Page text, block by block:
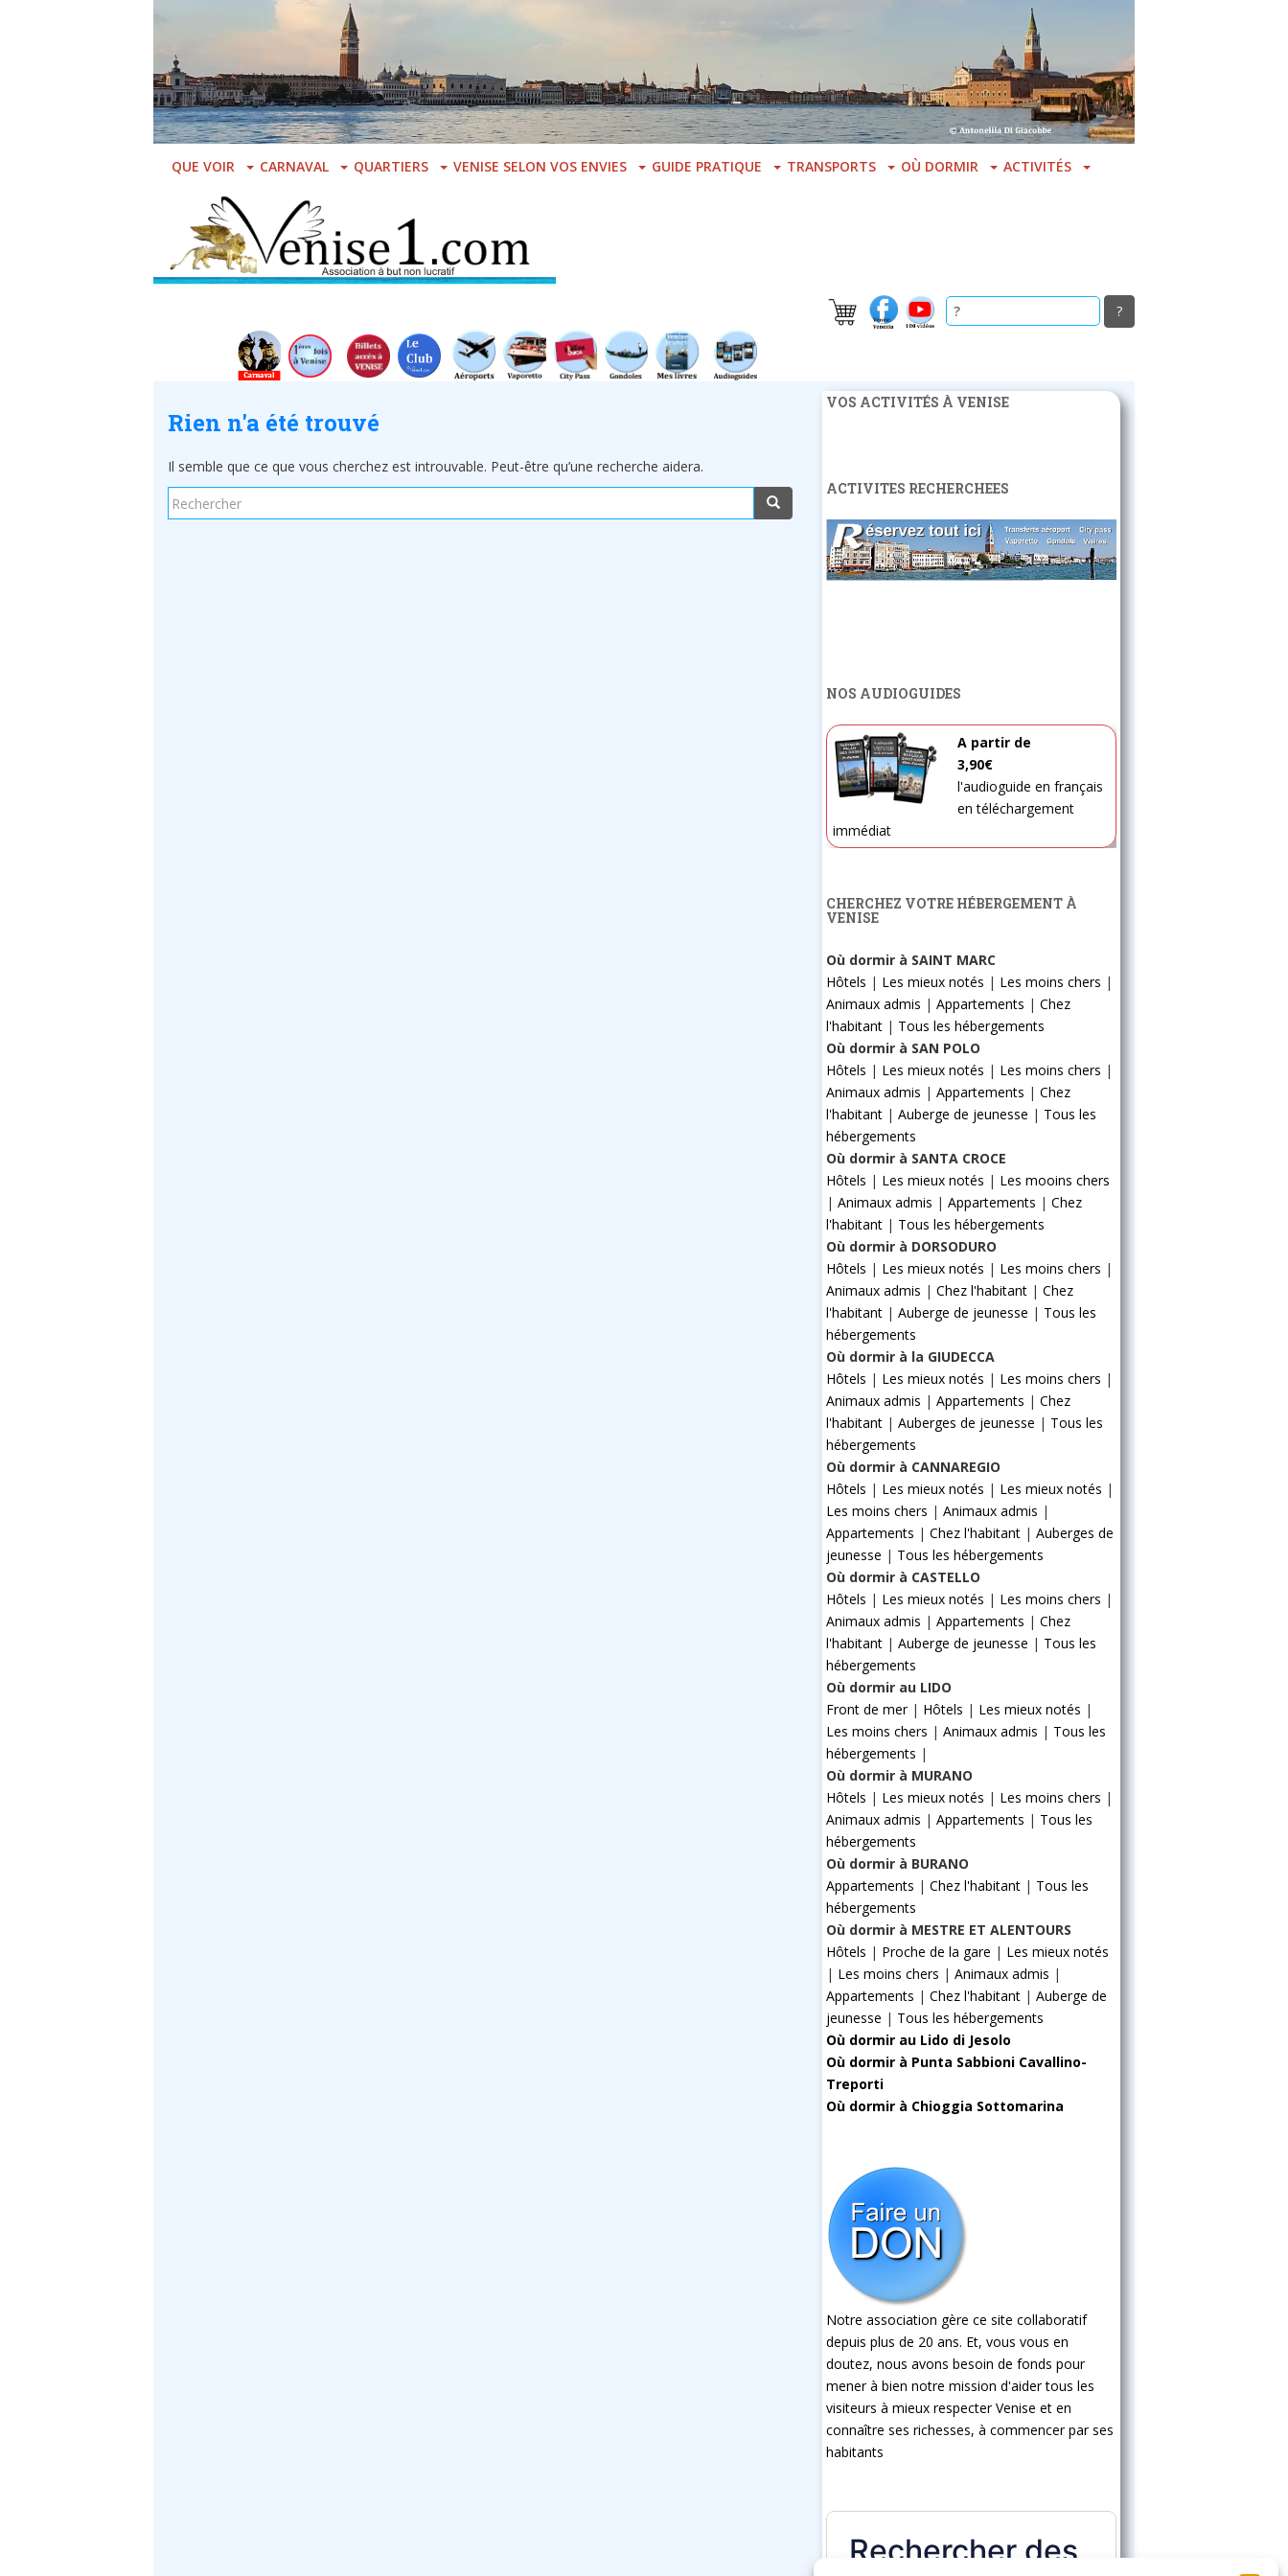
main
content
QUE VOIR CARNAVAL QUARTIERS VENISE SELON VOS ENVIES GUIDE PRATIQUE TRANSPORTS OÙ DORMIR ACTIVITÉS
Rien n'a été trouvé
Il semble que ce que vous cherchez est introuvable. Peut-être qu’une recherche aidera.
Rechercher...
VOS ACTIVITÉS À VENISE
ACTIVITES RECHERCHEES
NOS AUDIOGUIDES
A partir de
3,90€
l'audioguide en français
en téléchargement
immédiat
CHERCHEZ VOTRE HÉBERGEMENT À
VENISE
Où dormir à SAINT MARC
Hôtels | Les mieux notés | Les moins chers |
Animaux admis | Appartements | Chez
l'habitant| Tous les hébergements
Où dormir à SAN POLO
Hôtels | Les mieux notés | Les moins chers |
Animaux admis | Appartements | Chez
l'habitant| Auberge de jeunesse | Tous les
hébergements
Où dormir à SANTA CROCE
Hôtels | Les mieux notés | Les mooins chers
| Animaux admis | Appartements | Chez
l'habitant| Tous les hébergements
Où dormir à DORSODURO
Hôtels | Les mieux notés | Les moins chers |
Animaux admis | Chez l'habitant| Chez
l'habitant| Auberge de jeunesse | Tous les
hébergements
Où dormir à la GIUDECCA
Hôtels | Les mieux notés | Les moins chers |
Animaux admis | Appartements | Chez
l'habitant| Auberges de jeunesse | Tous les
hébergements
Où dormir à CANNAREGIO
Hôtels | Les mieux notés | Les mieux notés |
Les moins chers | Animaux admis |
Appartements | Chez l'habitant| Auberges de
jeunesse | Tous les hébergements
Où dormir à CASTELLO
Hôtels | Les mieux notés | Les moins chers |
Animaux admis | Appartements | Chez
l'habitant| Auberge de jeunesse | Tous les
hébergements
Où dormir au LIDO
Front de mer| Hôtels | Les mieux notés |
Les moins chers | Animaux admis | Tous les
hébergements |
Où dormir à MURANO
Hôtels | Les mieux notés | Les moins chers |
Animaux admis | Appartements | Tous les
hébergements
Où dormir à BURANO
Appartements | Chez l'habitant| Tous les
hébergements
Où dormir à MESTRE ET ALENTOURS
Hôtels | Proche de la gare | Les mieux notés
| Les moins chers | Animaux admis |
Appartements | Chez l'habitant| Auberge de
jeunesse | Tous les hébergements
Où dormir au Lido di Jesolo
Où dormir à Punta Sabbioni Cavallino-
Treporti
Où dormir à Chioggia Sottomarina
Notre association gère ce site collaboratif
depuis plus de 20 ans. Et, vous vous en
doutez, nous avons besoin de fonds pour
mener à bien notre mission d'aider tous les
visiteurs à mieux respecter Venise et en
connaître ses richesses, à commencer par ses
habitants